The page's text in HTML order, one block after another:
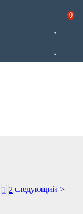
0
1 2 следующий >